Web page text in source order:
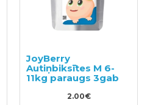
JoyBerry
Autiņbiksītes M 6-
11kg paraugs 3gab
2.00€